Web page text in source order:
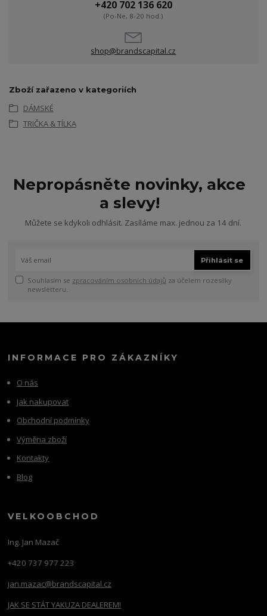
+420 702 136 620
(Po-Ne, 8-20 hod.)
shop@brandscapital.cz
Zboží zařazeno v kategoriích
DÁMSKÉ
TRIČKA & TÍLKA
Nepropásněte novinky, akce
a slevy!
Můžete se kdykoli odhlásit. Zasíláme max. jednou za 14 dní.
Přihlásit se
Souhlasím se zpracováním osobních údajů za účelem rozesílky
newsletteru.
INFORMACE PRO ZÁKAZNÍKY
O nás
Jak nakupovat
Obchodní podmínky
Výměna zboží
Kontakty
Blog
VELKOOBCHOD
Ing. Jan Mazač
+420 737 977 223
jan.mazac@brandscapital.cz
JAK SE STÁT YAKUZA DEALEREM!